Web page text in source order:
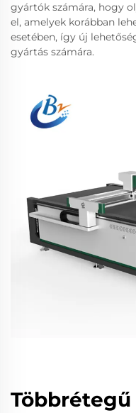
gyártók számára, hogy
el, amelyek korábban
esetében, így új
gyártás számára.
Többrétegű